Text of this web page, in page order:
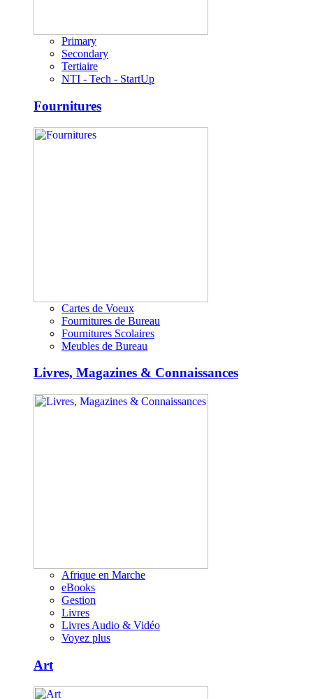
Primary
Secondary
Tertiaire
NTI - Tech - StartUp
Fournitures
Cartes de Voeux
Fournitures de Bureau
Fournitures Scolaires
Meubles de Bureau
Livres, Magazines & Connaissances
Afrique en Marche
eBooks
Gestion
Livres
Livres Audio & Vidéo
Voyez plus
Art